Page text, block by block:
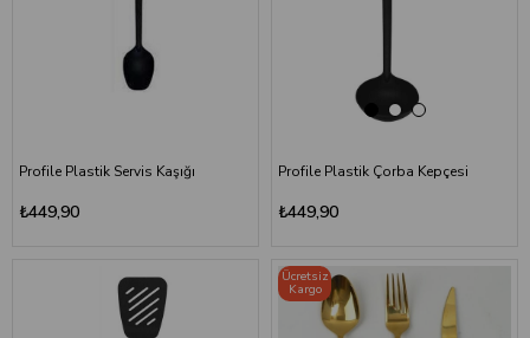
Profile Plastik Servis Kaşığı
₺449,90
Profile Plastik Çorba Kepçesi
₺449,90
Ücretsiz
Kargo